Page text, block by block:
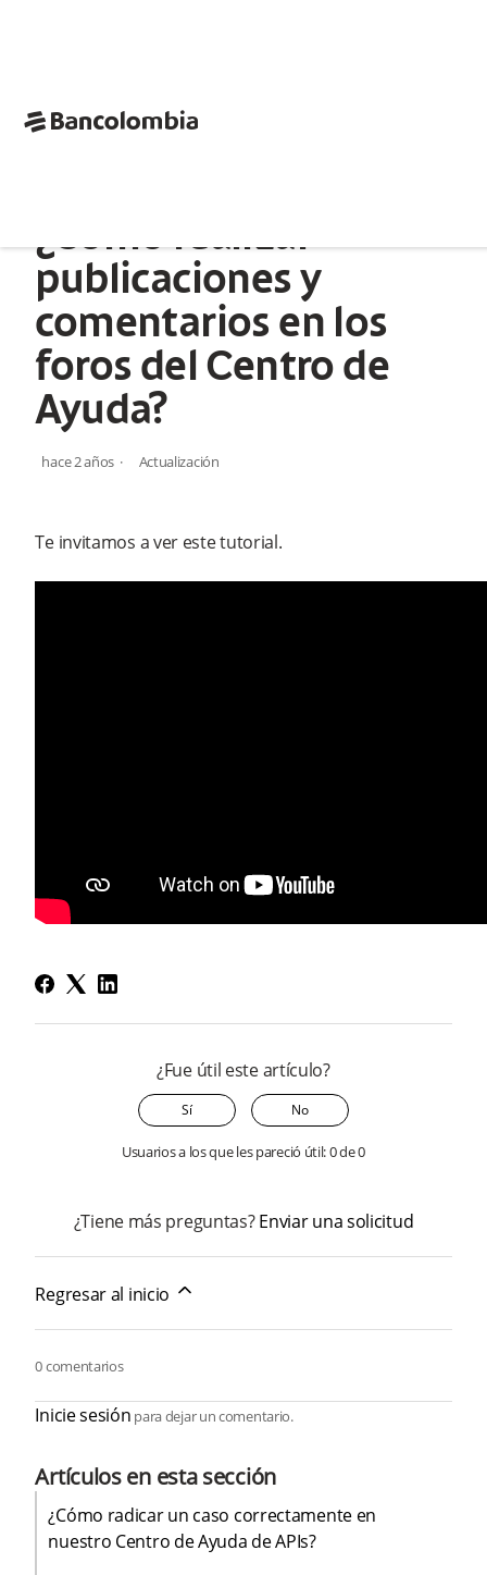
bancolombia-horizontal
Centro de Ayuda APIs Bancolombia
¿Cómo realizar
publicaciones y
comentarios en los
foros del Centro de
Ayuda?
hace 2 años Actualización
Te invitamos a ver este tutorial.
¿Fue útil este artículo?
Sí No
Usuarios a los que les pareció útil: 0 de 0
¿Tiene más preguntas?Enviar una solicitud
Regresar al inicio
0 comentarios
Inicie sesión para dejar un comentario.
Artículos en esta sección
¿Cómo radicar un caso correctamente en
nuestro Centro de Ayuda de APIs?